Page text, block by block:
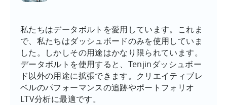
私たちはデータボルトを愛用しています。これま
で、私たちはダッシュボードのみを使用していま
した。しかしその用途はかなり限られています。
データボルトを使用すると、Tenjinダッシュボー
ド以外の用途に拡張できます。クリエイティブレ
ベルのパフォーマンスの追跡やポートフォリオ
LTV分析に最適です。